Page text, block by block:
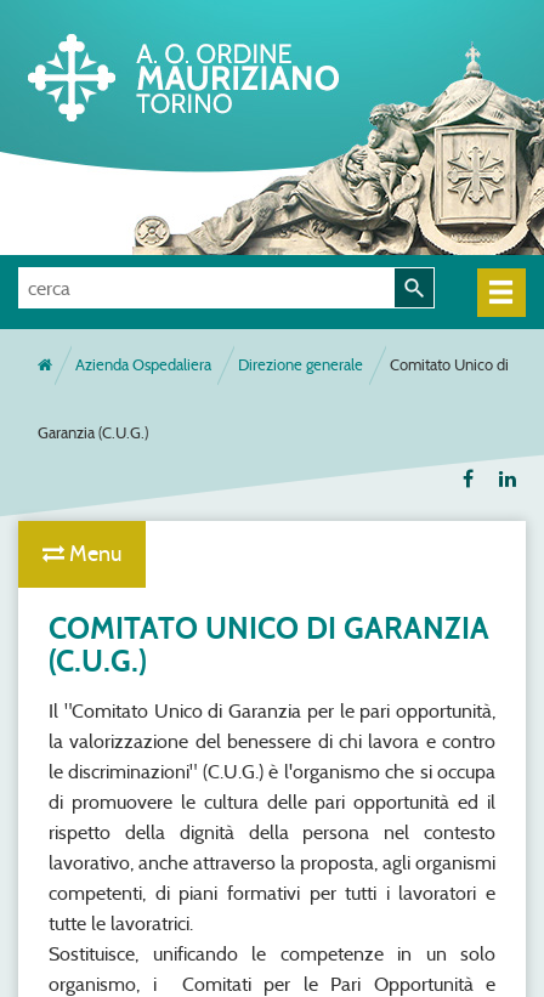
Azienda Ospedaliera Direzione generale Comitato Unico di
Garanzia (C.U.G.)
Menu
COMITATO UNICO DI GARANZIA
(C.U.G.)
Il "Comitato Unico di Garanzia per le pari opportunità,
la valorizzazione del benessere di chi lavora e contro
le discriminazioni" (C.U.G.) è l'organismo che si occupa
di promuovere le cultura delle pari opportunità ed il
rispetto della dignità della persona nel contesto
lavorativo, anche attraverso la proposta, agli organismi
competenti, di piani formativi per tutti i lavoratori e
tutte le lavoratrici.
Sostituisce, unificando le competenze in un solo
organismo, i Comitati per le Pari Opportunità e